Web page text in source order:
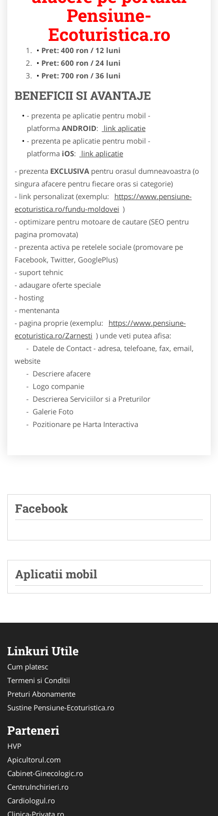
Pensiune-
Ecoturistica.ro
Pret: 400 ron / 12 luni
Pret: 600 ron / 24 luni
Pret: 700 ron / 36 luni
BENEFICII SI AVANTAJE
- prezenta pe aplicatie pentru mobil -
platforma ANDROID:
link aplicatie
- prezenta pe aplicatie pentru mobil -
platforma iOS:
link aplicatie
- prezenta EXCLUSIVA pentru orasul dumneavoastra (o
singura afacere pentru fiecare oras si categorie)
- link personalizat (exemplu:
https://www.pensiune-
ecoturistica.ro/fundu-moldovei )
- optimizare pentru motoare de cautare (SEO pentru
pagina promovata)
- prezenta activa pe retelele sociale (promovare pe
Facebook, Twitter, GooglePlus)
- suport tehnic
- adaugare oferte speciale
- hosting
- mentenanta
- pagina proprie (exemplu:
https://www.pensiune-
ecoturistica.ro/Zarnesti ) unde veti putea afisa:
- Datele de Contact - adresa, telefoane, fax, email,
website
- Descriere afacere
- Logo companie
- Descrierea Serviciilor si a Preturilor
- Galerie Foto
- Pozitionare pe Harta Interactiva
Facebook
Aplicatii mobil
Linkuri Utile
Cum platesc
Termeni si Conditii
Preturi Abonamente
Sustine Pensiune-Ecoturistica.ro
Parteneri
HVP
Apicultorul.com
Cabinet-Ginecologic.ro
CentruInchirieri.ro
Cardiologul.ro
Clinica-Privata.ro